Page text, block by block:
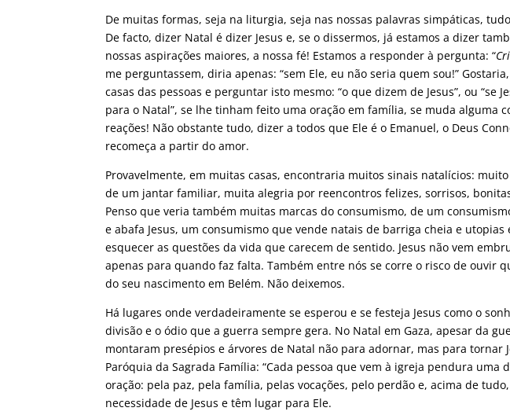
De muitas formas, seja na liturgia, seja nas nossas palavras simpáticas,
De facto, dizer Natal é dizer Jesus e, se o dissermos, já estamos a dizer
nossas aspirações maiores, a nossa fé! Estamos a responder à pergunta: “
me perguntassem, diria apenas: “sem Ele, eu não seria quem sou!”
casas das pessoas e perguntar isto mesmo: “o que dizem de Jesus”, ou “se
para o Natal”, se lhe tinham feito uma oração em família, se muda alguma
reações! Não obstante tudo, dizer a todos que Ele é o Emanuel, o Deus
recomeça a partir do amor.
Provavelmente, em muitas casas, encontraria muitos sinais natalícios:
de um jantar familiar, muita alegria por reencontros felizes, sorrisos,
Penso que veria também muitas marcas do consumismo, de um
e abafa Jesus, um consumismo que vende natais de barriga cheia e
esquecer as questões da vida que carecem de sentido. Jesus não vem
apenas para quando faz falta. Também entre nós se corre o risco de ouvir
do seu nascimento em Belém. Não deixemos.
Há lugares onde verdadeiramente se esperou e se festeja Jesus como o
divisão e o ódio que a guerra sempre gera. No Natal em Gaza, apesar da
montaram presépios e árvores de Natal não para adornar, mas para tornar
Paróquia da Sagrada Família: “Cada pessoa que vem à igreja pendura uma
oração: pela paz, pela família, pelas vocações, pelo perdão e, acima de
necessidade de Jesus e têm lugar para Ele.